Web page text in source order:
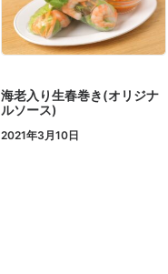
海老入り生春巻き(オリジナ
ルソース)
2021年3月10日